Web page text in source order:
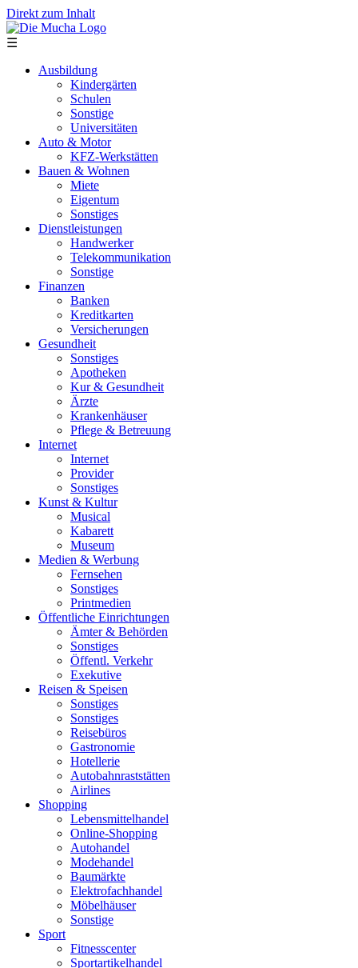
Direkt zum Inhalt
☰
Ausbildung
Kindergärten
Schulen
Sonstige
Universitäten
Auto & Motor
KFZ-Werkstätten
Bauen & Wohnen
Miete
Eigentum
Sonstiges
Dienstleistungen
Handwerker
Telekommunikation
Sonstige
Finanzen
Banken
Kreditkarten
Versicherungen
Gesundheit
Sonstiges
Apotheken
Kur & Gesundheit
Ärzte
Krankenhäuser
Pflege & Betreuung
Internet
Internet
Provider
Sonstiges
Kunst & Kultur
Musical
Kabarett
Museum
Medien & Werbung
Fernsehen
Sonstiges
Printmedien
Öffentliche Einrichtungen
Ämter & Behörden
Sonstiges
Öffentl. Verkehr
Exekutive
Reisen & Speisen
Sonstiges
Sonstiges
Reisebüros
Gastronomie
Hotellerie
Autobahnraststätten
Airlines
Shopping
Lebensmittelhandel
Online-Shopping
Autohandel
Modehandel
Baumärkte
Elektrofachhandel
Möbelhäuser
Sonstige
Sport
Fitnesscenter
Sportartikelhandel